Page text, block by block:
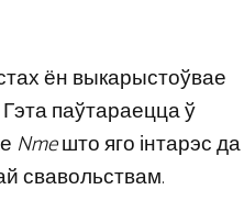
ён выкарыстоўвае
паўтараецца ў
Nmeшто яго інтарэс да
свавольствам.